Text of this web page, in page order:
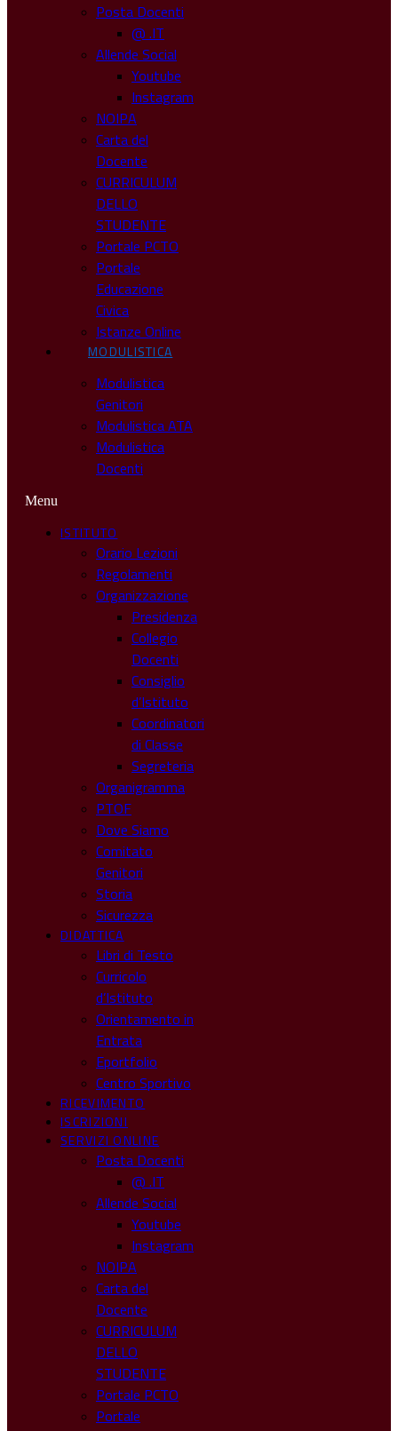
Posta Docenti
@ .IT
Allende Social
Youtube
Instagram
NOIPA
Carta del
Docente
CURRICULUM
DELLO
STUDENTE
Portale PCTO
Portale
Educazione
Civica
Istanze Online
MODULISTICA
Modulistica
Genitori
Modulistica ATA
Modulistica
Docenti
Menu
ISTITUTO
Orario Lezioni
Regolamenti
Organizzazione
Presidenza
Collegio
Docenti
Consiglio
d’Istituto
Coordinatori
di Classe
Segreteria
Organigramma
PTOF
Dove Siamo
Comitato
Genitori
Storia
Sicurezza
DIDATTICA
Libri di Testo
Curricolo
d’Istituto
Orientamento in
Entrata
Eportfolio
Centro Sportivo
RICEVIMENTO
ISCRIZIONI
SERVIZI ONLINE
Posta Docenti
@ .IT
Allende Social
Youtube
Instagram
NOIPA
Carta del
Docente
CURRICULUM
DELLO
STUDENTE
Portale PCTO
Portale